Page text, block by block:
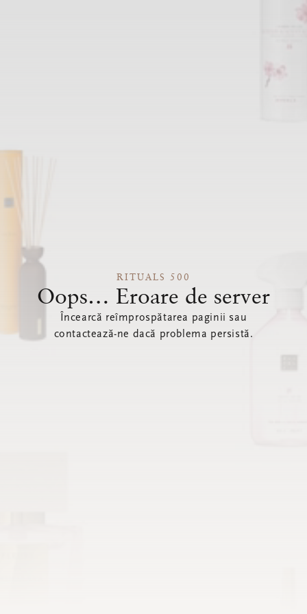
RITUALS 500
Oops… Eroare de server
Încearcă reîmprospătarea paginii sau
contactează-ne dacă problema persistă.